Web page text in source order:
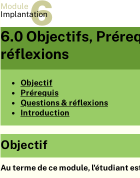
Module 6
Implantation
6.0 Objectifs,
réflexions
Objectif
Prérequis
Questions & réflexions
Introduction
Objectif
Au terme de ce module, l'étudiant